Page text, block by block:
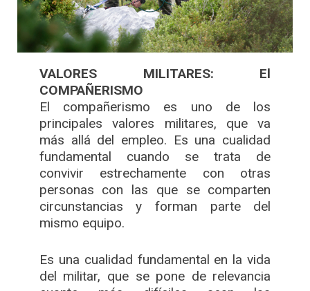
VALORES MILITARES: El
COMPAÑERISMO
El compañerismo es uno de los
principales valores militares, que va
más allá del empleo. Es una cualidad
fundamental cuando se trata de
convivir estrechamente con otras
personas con las que se comparten
circunstancias y forman parte del
mismo equipo.
Es una cualidad fundamental en la vida
del militar, que se pone de relevancia